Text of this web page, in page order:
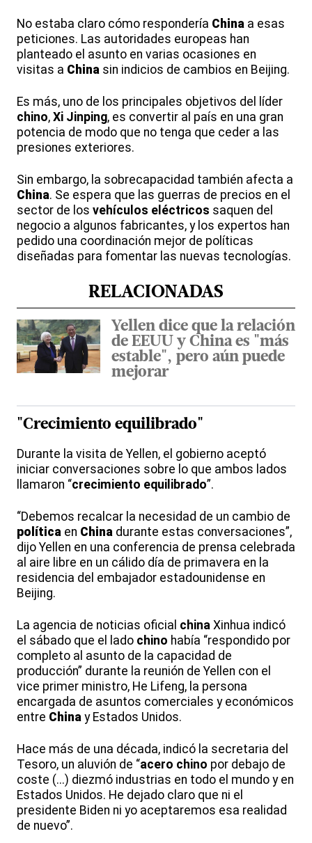
No estaba claro cómo respondería China a esas
peticiones. Las autoridades europeas han
planteado el asunto en varias ocasiones en
visitas a China sin indicios de cambios en Beijing.
Es más, uno de los principales objetivos del líder
chino, Xi Jinping, es convertir al país en una gran
potencia de modo que no tenga que ceder a las
presiones exteriores.
Sin embargo, la sobrecapacidad también afecta a
China. Se espera que las guerras de precios en el
sector de los vehículos eléctricos saquen del
negocio a algunos fabricantes, y los expertos han
pedido una coordinación mejor de políticas
diseñadas para fomentar las nuevas tecnologías.
RELACIONADAS
Yellen dice que la relación
de EEUU y China es "más
estable", pero aún puede
mejorar
"Crecimiento equilibrado"
Durante la visita de Yellen, el gobierno aceptó
iniciar conversaciones sobre lo que ambos lados
llamaron “crecimiento equilibrado”.
“Debemos recalcar la necesidad de un cambio de
política en China durante estas conversaciones”,
dijo Yellen en una conferencia de prensa celebrada
al aire libre en un cálido día de primavera en la
residencia del embajador estadounidense en
Beijing.
La agencia de noticias oficial china Xinhua indicó
el sábado que el lado chino había “respondido por
completo al asunto de la capacidad de
producción” durante la reunión de Yellen con el
vice primer ministro, He Lifeng, la persona
encargada de asuntos comerciales y económicos
entre China y Estados Unidos.
Hace más de una década, indicó la secretaria del
Tesoro, un aluvión de “acero chino por debajo de
coste (...) diezmó industrias en todo el mundo y en
Estados Unidos. He dejado claro que ni el
presidente Biden ni yo aceptaremos esa realidad
de nuevo”.